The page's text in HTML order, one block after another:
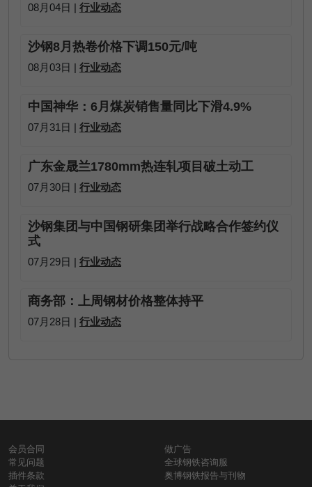
08月04日 | 行业动态
沙钢8月热卷价格下调150元/吨
08月03日 | 行业动态
中国神华：6月煤炭销售量同比下滑4.9%
07月31日 | 行业动态
广东金晟兰1780mm热连轧项目破土动工
07月30日 | 行业动态
沙钢集团与中国钢研集团举行战略合作签约仪
式
07月29日 | 行业动态
商务部：上周钢材价格整体持平
07月28日 | 行业动态
会员合同
常见问题
插件条款
做广告
全球钢铁咨询服
奥博钢铁报告与刊物